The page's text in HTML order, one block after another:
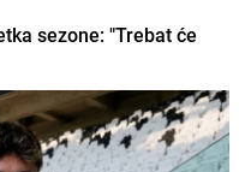
sezone: "Trebat će